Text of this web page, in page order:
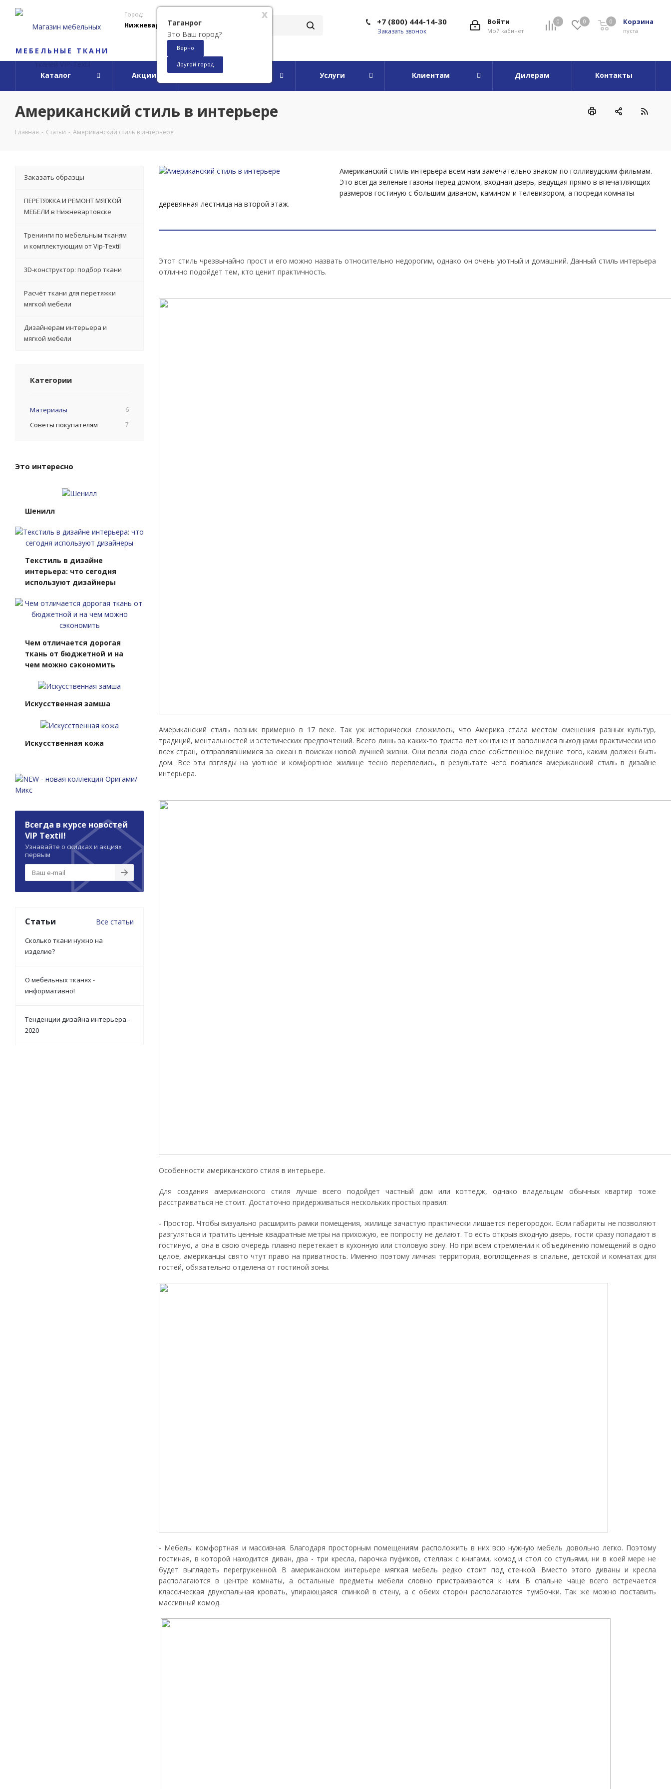
МЕБЕЛЬНЫЕ ТКАНИ
Город:
Нижневартовск 0 0 Корзина
пуста
0
Войти
Мой кабинет
+7 (800) 444-14-30
Заказать звонок
Каталог Акции О компании Услуги Клиентам Дилерам Контакты
x
Таганрог
Это Ваш город?
Верно
Другой город
Американский стиль в интерьере
Главная - Статьи - Американский стиль в интерьере
Американский стиль интерьера всем нам замечательно знаком по голливудским фильмам.
Это всегда зеленые газоны перед домом, входная дверь, ведущая прямо в впечатляющих
размеров гостиную с большим диваном, камином и телевизором, а посреди комнаты
деревянная лестница на второй этаж.
Этот стиль чрезвычайно прост и его можно назвать относительно недорогим, однако он очень уютный и домашний. Данный стиль интерьера
отлично подойдет тем, кто ценит практичность.
Американский стиль возник примерно в 17 веке. Так уж исторически сложилось, что Америка стала местом смешения разных культур,
традиций, ментальностей и эстетических предпочтений. Всего лишь за каких-то триста лет континент заполнился выходцами практически изо
всех стран, отправлявшимися за океан в поисках новой лучшей жизни. Они везли сюда свое собственное видение того, каким должен быть
дом. Все эти взгляды на уютное и комфортное жилище тесно переплелись, в результате чего появился американский стиль в дизайне
интерьера.
Особенности американского стиля в интерьере.
Для создания американского стиля лучше всего подойдет частный дом или коттедж, однако владельцам обычных квартир тоже
расстраиваться не стоит. Достаточно придерживаться нескольких простых правил:
- Простор. Чтобы визуально расширить рамки помещения, жилище зачастую практически лишается перегородок. Если габариты не позволяют
разгуляться и тратить ценные квадратные метры на прихожую, ее попросту не делают. То есть открыв входную дверь, гости сразу попадают в
гостиную, а она в свою очередь плавно перетекает в кухонную или столовую зону. Но при всем стремлении к объединению помещений в одно
целое, американцы свято чтут право на приватность. Именно поэтому личная территория, воплощенная в спальне, детской и комнатах для
гостей, обязательно отделена от гостиной зоны.
- Мебель: комфортная и массивная. Благодаря просторным помещениям расположить в них всю нужную мебель довольно легко. Поэтому
гостиная, в которой находится диван, два - три кресла, парочка пуфиков, стеллаж с книгами, комод и стол со стульями, ни в коей мере не
будет выглядеть перегруженной. В американском интерьере мягкая мебель редко стоит под стенкой. Вместо этого диваны и кресла
располагаются в центре комнаты, а остальные предметы мебели словно пристраиваются к ним. В спальне чаще всего встречается
классическая двухспальная кровать, упирающаяся спинкой в стену, а с обеих сторон располагаются тумбочки. Так же можно поставить
массивный комод.
Заказать образцы
ПЕРЕТЯЖКА И РЕМОНТ МЯГКОЙ
МЕБЕЛИ в Нижневартовске
Тренинги по мебельным тканям
и комплектующим от Vip-Textil
3D-конструктор: подбор ткани
Расчёт ткани для перетяжки
мягкой мебели
Дизайнерам интерьера и
мягкой мебели
Категории
Материалы 6
Советы покупателям 7
Это интересно
Шенилл
Текстиль в дизайне
интерьера: что сегодня
используют дизайнеры
Чем отличается дорогая
ткань от бюджетной и на
чем можно сэкономить
Искусственная замша
Искусственная кожа
Всегда в курсе новостей
VIP Textil!
Узнавайте о скидках и акциях
первым
Статьи Все статьи
Сколько ткани нужно на
изделие?
О мебельных тканях -
информативно!
Тенденции дизайна интерьера -
2020